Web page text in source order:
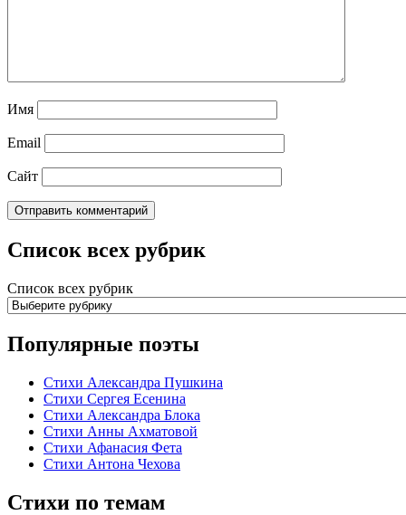
Имя
Email
Сайт
Список всех рубрик
Список всех рубрик
Популярные поэты
Стихи Александра Пушкина
Стихи Сергея Есенина
Стихи Александра Блока
Стихи Анны Ахматовой
Стихи Афанасия Фета
Стихи Антона Чехова
Стихи по темам